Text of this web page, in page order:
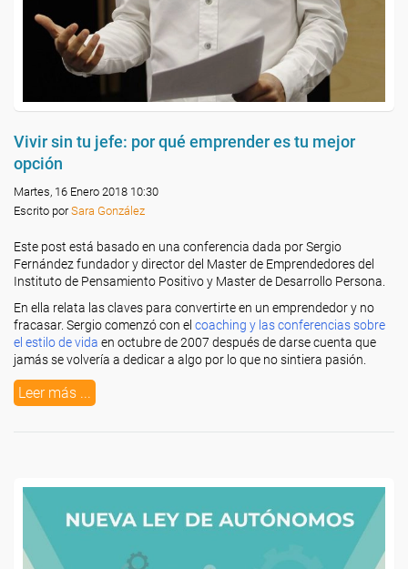
Vivir sin tu jefe: por qué emprender es tu mejor
opción
Martes, 16 Enero 2018 10:30
Escrito porSara González
Este post está basado en una conferencia dada por Sergio
Fernández fundador y director del Master de Emprendedores del
Instituto de Pensamiento Positivo y Master de Desarrollo Persona.
En ella relata las claves para convertirte en un emprendedor y no
fracasar. Sergio comenzó con el coaching y las conferencias sobre
el estilo de vida en octubre de 2007 después de darse cuenta que
jamás se volvería a dedicar a algo por lo que no sintiera pasión.
Leer más ...